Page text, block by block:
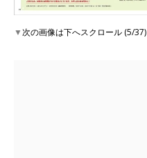
▼次の画像は下へスクロール (5/37)